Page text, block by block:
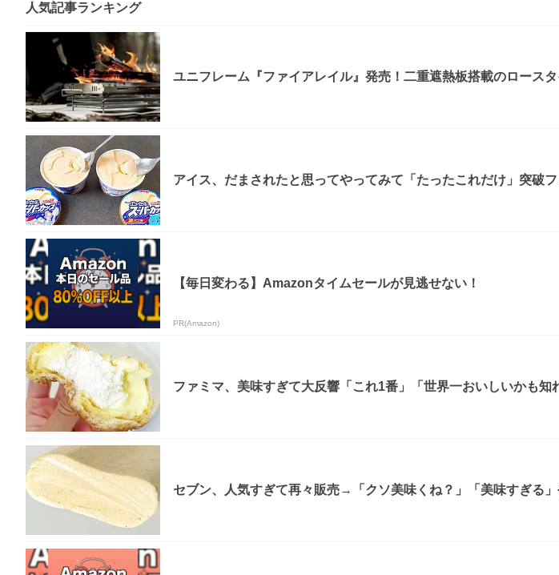
人気記事ランキング
ユニフレーム『ファイアレイル』発売！二重遮熱板搭載のロース
アイス、だまされたと思ってやってみて「たったこれだけ」突破
【毎日変わる】Amazonタイムセールが見逃せない！
PR(Amazon)
ファミマ、美味すぎて大反響「これ1番」「世界一おいしいかも知
セブン、人気すぎて再々販売→「クソ美味くね？」「美味すぎる